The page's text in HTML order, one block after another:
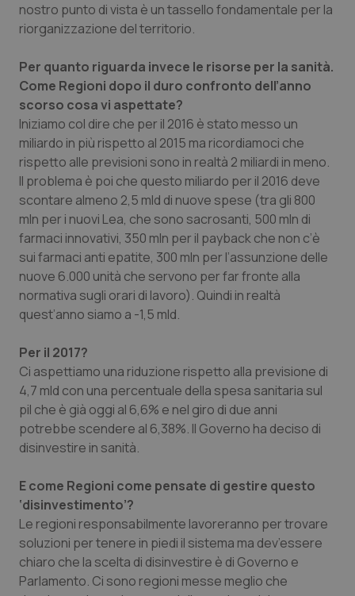
nostro punto di vista è un tassello fondamentale per la
riorganizzazione del territorio.
Per quanto riguarda invece le risorse per la sanità.
Come Regioni dopo il duro confronto dell’anno
scorso cosa vi aspettate?
Iniziamo col dire che per il 2016 è stato messo un
miliardo in più rispetto al 2015 ma ricordiamoci che
rispetto alle previsioni sono in realtà 2 miliardi in meno.
Il problema è poi che questo miliardo per il 2016 deve
scontare almeno 2,5 mld di nuove spese (tra gli 800
mln per i nuovi Lea, che sono sacrosanti, 500 mln di
farmaci innovativi, 350 mln per il payback che non c’è
sui farmaci anti epatite, 300 mln per l’assunzione delle
nuove 6.000 unità che servono per far fronte alla
normativa sugli orari di lavoro). Quindi in realtà
quest’anno siamo a -1,5 mld.
Per il 2017?
Ci aspettiamo una riduzione rispetto alla previsione di
4,7 mld con una percentuale della spesa sanitaria sul
pil che è già oggi al 6,6% e nel giro di due anni
potrebbe scendere al 6,38%. Il Governo ha deciso di
disinvestire in sanità.
E come Regioni come pensate di gestire questo
‘disinvestimento’?
Le regioni responsabilmente lavoreranno per trovare
soluzioni per tenere in piedi il sistema ma dev’essere
chiaro che la scelta di disinvestire è di Governo e
Parlamento. Ci sono regioni messe meglio che
Necessari Statistici Marketing
I cookie necessari contribuiscono a rendere fruibile il
sito web abilitandone funzionalità di base quali la
navigazione sulle pagine e l'accesso alle aree
protette del sito. Il sito web non è in grado di
funzionare correttamente senza questi cookie.
Nome
Fornitore/Dominio
VISITOR_PRIVACY_METADATA
YouTube
.youtube.com